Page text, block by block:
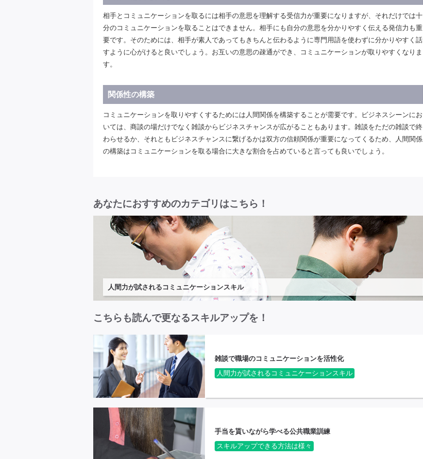
相手とコミュニケーションを取るには相手の意思を理解する受信力が重要になりますが、それだけでは十
分のコミュニケーションを取ることはできません。相手にも自分の意思を分かりやすく伝える発信力も重
要です。そのためには、相手が素人であってもきちんと伝わるように専門用語を使わずに分かりやすく話
すように心がけると良いでしょう。お互いの意思の疎通ができ、コミュニケーションが取りやすくなりま
す。
関係性の構築
コミュニケーションを取りやすくするためには人間関係を構築することが需要です。ビジネスシーンにお
いては、商談の場だけでなく雑談からビジネスチャンスが広がることもあります。雑談をただの雑談で終
わらせるか、それともビジネスチャンスに繋げるかは双方の信頼関係が重要になってくるため、人間関係
の構築はコミュニケーションを取る場合に大きな割合を占めていると言っても良いでしょう。
あなたにおすすめのカテゴリはこちら！
人間力が試されるコミュニケーションスキル
こちらも読んで更なるスキルアップを！
雑談で職場のコミュニケーションを活性化
人間力が試されるコミュニケーションスキル
手当を貰いながら学べる公共職業訓練
スキルアップできる方法は様々